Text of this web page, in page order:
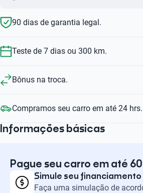
90 dias de garantia legal.
Teste de 7 dias ou 300 km.
Bônus na troca.
Compramos seu carro em até 24 hrs.
Informações básicas
Pague seu carro em até
Simule seu financiamento
Faça uma simulação de